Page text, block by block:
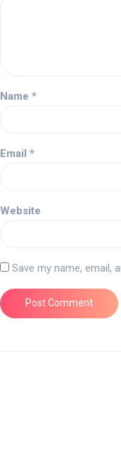
Name *
Email *
Website
Save my name, email,